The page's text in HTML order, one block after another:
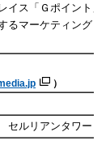
イス「 Ｇポイント
るマーケティング・
）
セルリアンタワー